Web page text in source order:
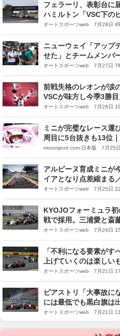
フェラーリ、表彰台に
ハミルトン「VSC下の
オートスポーツweb 7月28日 8
ニューウェイ「アップ
せた」とチームメンバ
トラップで9位
オートスポーツweb 7月27日 7
前戦失格のレオンが涙
VSCが味方し今季3勝
オートスポーツweb 7月26日
ミニが完璧なレース運
周目に5台抜きも13位
motorsport.com 日本版 7月25
アルピーヌ育成ミニが
イアとなり点差縮まる
オートスポーツweb 7月25日
KYOJOフォーミュラ
戦で採用。三浦愛と斎
オートスポーツweb 7月24日
「不利になる要素が
上げていくのは楽し
メント（1）
オートスポーツweb 7月21日
ピアストリ「大事故に
には最低でも黒白旗は
す裁定に納得せず
オートスポーツweb 7月21日